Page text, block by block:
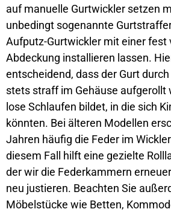
auf manuelle Gurtwickler setzen
unbedingt sogenannte
Aufputz-Gurtwickler mit einer fest
Abdeckung installieren lassen.
entscheidend, dass der Gurt
stets straff im Gehäuse aufgerollt
lose Schlaufen bildet, in die sich
könnten. Bei älteren Modellen
Jahren häufig die Feder im
diesem Fall hilft eine gezielte
der wir die Federkammern
neu justieren. Beachten Sie
Möbelstücke wie Betten,